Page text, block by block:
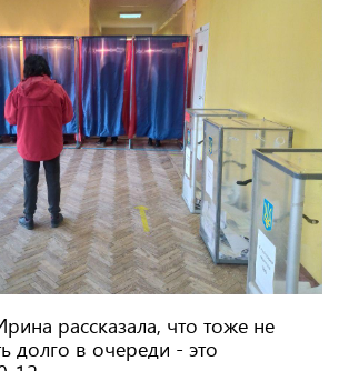
рассказала, что тоже не
долго в очереди - это